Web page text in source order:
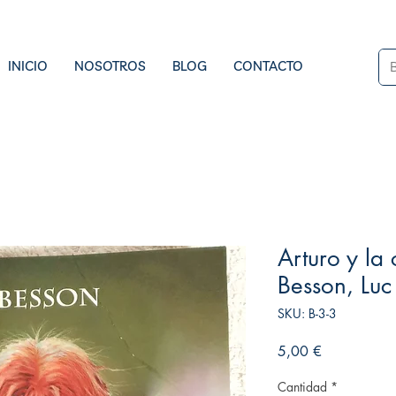
INICIO NOSOTROS BLOG CONTACTO
Arturo y la
Besson, Luc
SKU: B-3-3
5,00 €
Cantidad *